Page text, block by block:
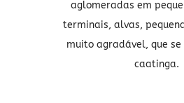
aglomeradas em
terminais, alvas,
muito agradável, que
caatinga.